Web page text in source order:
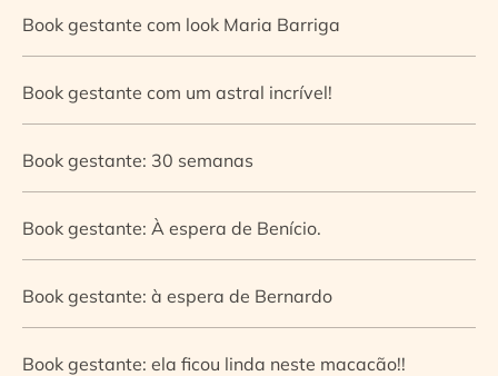
Book gestante com look Maria Barriga
Book gestante com um astral incrível!
Book gestante: 30 semanas
Book gestante: À espera de Benício.
Book gestante: à espera de Bernardo
Book gestante: ela ficou linda neste macacão!!